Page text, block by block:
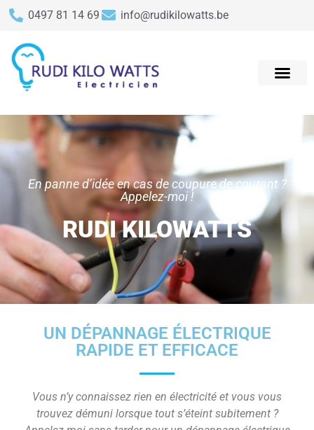
0497 81 14 69 info@rudikilowatts.be
En panne d’idée en cas de coupure de courant ?
Appelez-moi !
RUDI KILOWATTS
UN DÉPANNAGE ÉLECTRIQUE
RAPIDE ET EFFICACE
Vous n’y connaissez rien en électricité et vous vous
trouvez démuni lorsque tout s’éteint subitement ?